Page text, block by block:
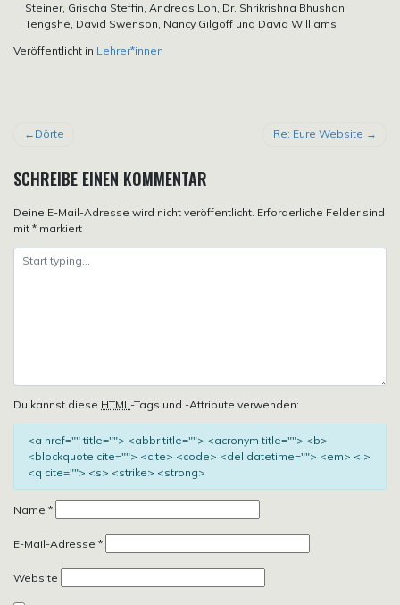
Steiner, Grischa Steffin, Andreas Loh, Dr. Shrikrishna Bhushan
Tengshe, David Swenson, Nancy Gilgoff und David Williams
Veröffentlicht in Lehrer*innen
BEITRAGSNAVIGATION
Dörte Re: Eure Website
SCHREIBE EINEN KOMMENTAR
Deine E-Mail-Adresse wird nicht veröffentlicht. Erforderliche Felder sind
mit * markiert
Du kannst diese HTML-Tags und -Attribute verwenden:
<a href="" title=""> <abbr title=""> <acronym title=""> <b>
<blockquote cite=""> <cite> <code> <del datetime=""> <em> <i>
<q cite=""> <s> <strike> <strong>
Name *
E-Mail-Adresse *
Website